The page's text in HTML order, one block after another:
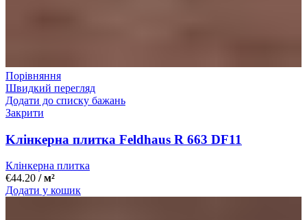
Порівняння
Швидкий перегляд
Додати до списку бажань
Закрити
Kлінкерна плитка Feldhaus R 663 DF11
Клінкерна плитка
€44.20 / м²
Додати у кошик